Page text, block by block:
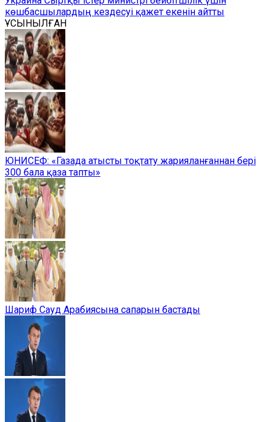
көшбасшылардың кездесуі қажет екенін айтты
ҰСЫНЫЛҒАН
ЮНИСЕФ: «Газада атысты тоқтату жарияланғаннан бері
300 бала қаза тапты»
Шариф Сауд Арабиясына сапарын бастады